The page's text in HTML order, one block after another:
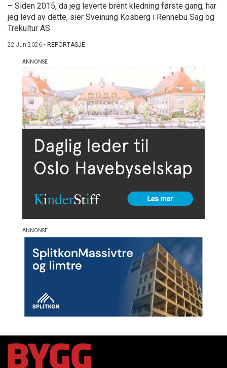
– Siden 2015, da jeg leverte brent kledning første gang, har
jeg levd av dette, sier Sveinung Kosberg i Rennebu Sag og
Trekultur AS.
22 Jun 2026 • REPORTASJE